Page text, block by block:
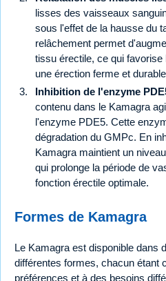
lisses des vaisseaux
sous l'effet de la hausse du
relâchement permet
tissu érectile, ce qui
une érection ferme et
Inhibition de l'enzyme
contenu dans le Kamagra
l'enzyme PDE5. Cette
dégradation du GMPc. En
Kamagra maintient un
qui prolonge la période de
fonction érectile optimale.
Formes de Kamagra
Le Kamagra est disponible dans
différentes formes, chacun étant
préférences et à des besoins